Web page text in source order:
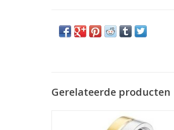
Gerelateerde producten
Amorio Relatiering - Geelgoud met zilver -
AL744 - Zonder steen - 4.0 mm